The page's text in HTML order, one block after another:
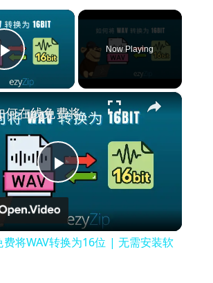
×
Play Video
Now Playing
×
Play
Video
🎵 如何在线免费将WAV转换为16位 | 无需安装软件
费将WAV转换为16位 | 无需安装软